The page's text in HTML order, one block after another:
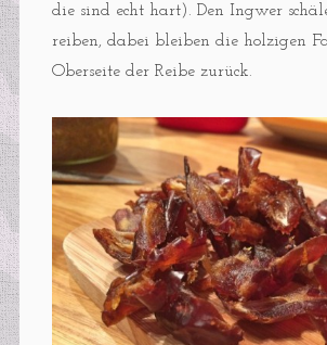
die sind echt hart). Den Ingwer
reiben, dabei bleiben die holzigen
Oberseite der Reibe zurück.